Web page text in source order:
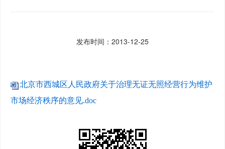
发布时间：2013-12-25
北京市西城区人民政府关于治理无证无照经营行为维护
市场经济秩序的意见.doc